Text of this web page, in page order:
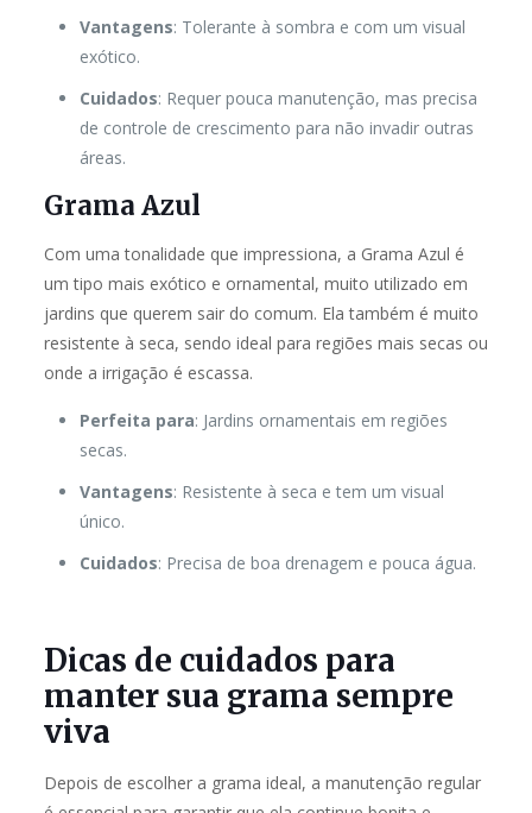
Vantagens: Tolerante à sombra e com um visual
exótico.
Cuidados: Requer pouca manutenção, mas precisa
de controle de crescimento para não invadir outras
áreas.
Grama Azul
Com uma tonalidade que impressiona, a Grama Azul é
um tipo mais exótico e ornamental, muito utilizado em
jardins que querem sair do comum. Ela também é muito
resistente à seca, sendo ideal para regiões mais secas ou
onde a irrigação é escassa.
Perfeita para: Jardins ornamentais em regiões
secas.
Vantagens: Resistente à seca e tem um visual
único.
Cuidados: Precisa de boa drenagem e pouca água.
Dicas de cuidados para
manter sua grama sempre
viva
Depois de escolher a grama ideal, a manutenção regular